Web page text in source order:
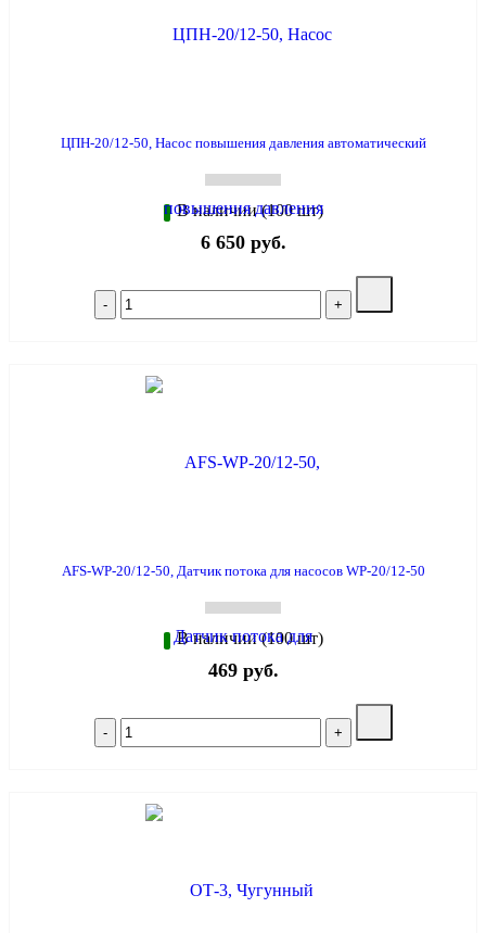
ЦПН-20/12-50, Насос повышения давления автоматический
В наличии (100 шт)
6 650 руб.
AFS-WP-20/12-50, Датчик потока для насосов WP-20/12-50
В наличии (100 шт)
469 руб.